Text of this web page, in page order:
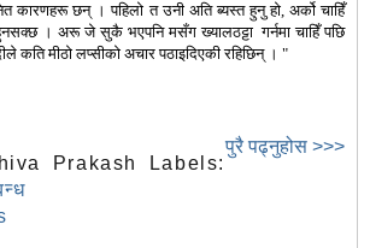
कारणहरू छन् । पहिलो त उनी अति ब्यस्त हुनु हो, अर्को चाहिँ
। अरू जे सुकै भएपनि मसँग ख्यालठट्टा गर्नमा चाहिँ पछि
कति मीठो लप्सीको अचार पठाइदिएकी रहिछिन् । "
पुरै पढ्नुहोस >>>
Prakash
Labels: